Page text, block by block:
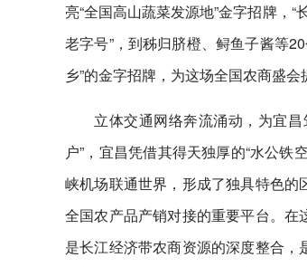
亮“全国高山蔬菜发源地”金字招牌，
老字号”，到秭归脐橙、鲟鱼子酱等
乡”的金字招牌，为这场全国农商盛
立体交通网络奔流涌动，为宜
户”，宜昌凭借其得天独厚的“水公
峡机场联通世界，形成了独具特色
全国农产品产销对接的重要平台。
是长江经济带农商资源的深度整合，